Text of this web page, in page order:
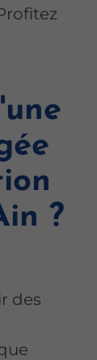
?
des